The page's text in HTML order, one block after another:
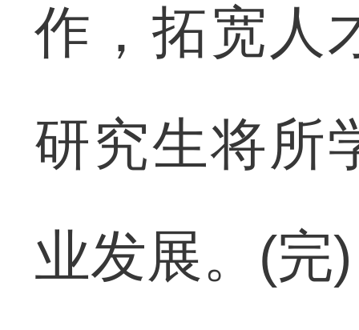
作，拓宽人
研究生将所
业发展。(完)